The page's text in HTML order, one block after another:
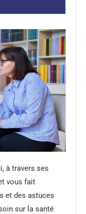
à travers ses
vous fait
et des astuces
sur la santé